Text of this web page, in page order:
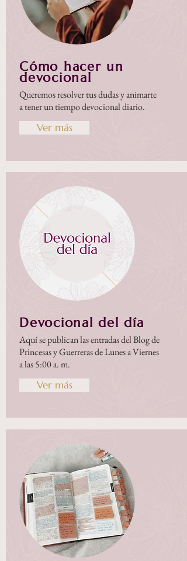
Cómo hacer un
devocional
Queremos resolver tus dudas y animarte
a tener un tiempo devocional diario.
Ver más
Devocional del día
Aquí se publican las entradas del Blog de
Princesas y Guerreras de Lunes a Viernes
a las 5:00 a. m.
Ver más